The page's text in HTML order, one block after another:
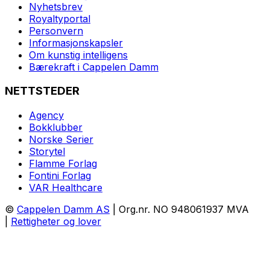
Nyhetsbrev
Royaltyportal
Personvern
Informasjonskapsler
Om kunstig intelligens
Bærekraft i Cappelen Damm
NETTSTEDER
Agency
Bokklubber
Norske Serier
Storytel
Flamme Forlag
Fontini Forlag
VAR Healthcare
© Cappelen Damm AS | Org.nr. NO 948061937 MVA
Rettigheter og lover